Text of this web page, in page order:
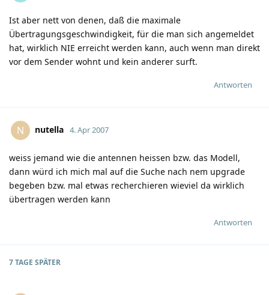
Ist aber nett von denen, daß die maximale
Übertragungsgeschwindigkeit, für die man sich angemeldet
hat, wirklich NIE erreicht werden kann, auch wenn man direkt
vor dem Sender wohnt und kein anderer surft.
Antworten
N nutella 4. Apr 2007
weiss jemand wie die antennen heissen bzw. das Modell,
dann würd ich mich mal auf die Suche nach nem upgrade
begeben bzw. mal etwas recherchieren wieviel da wirklich
übertragen werden kann
Antworten
7 TAGE SPÄTER